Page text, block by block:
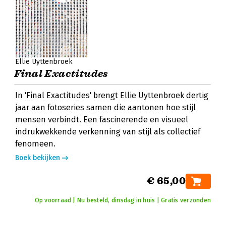
Ellie Uyttenbroek
Final Exactitudes
In 'Final Exactitudes' brengt Ellie Uyttenbroek dertig
jaar aan fotoseries samen die aantonen hoe stijl
mensen verbindt. Een fascinerende en visueel
indrukwekkende verkenning van stijl als collectief
fenomeen.
Boek bekijken
€ 65,00
Op voorraad | Nu besteld, dinsdag in huis | Gratis verzonden